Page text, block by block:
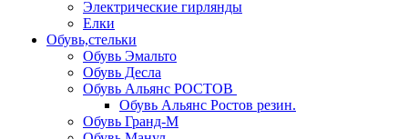
Электрические гирлянды
Елки
Обувь,стельки
Обувь Эмальто
Обувь Десла
Обувь Альянс РОСТОВ
Обувь Альянс Ростов резин.
Обувь Гранд-М